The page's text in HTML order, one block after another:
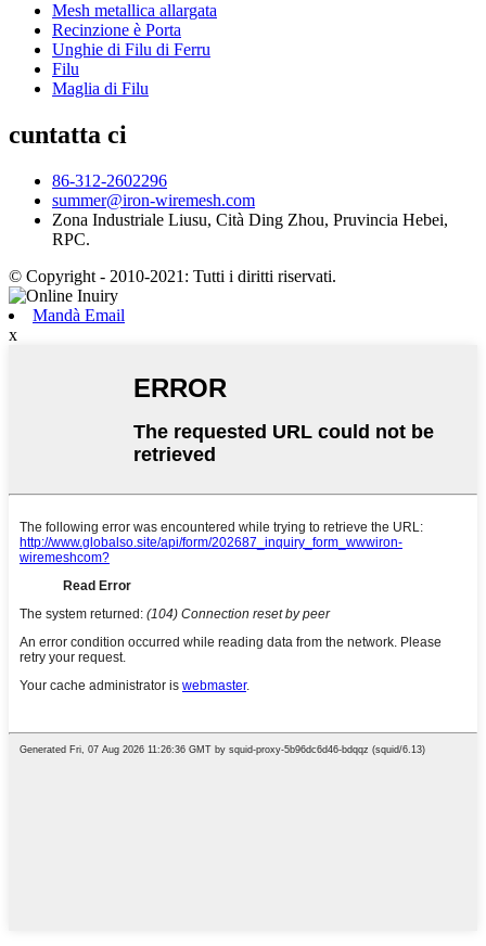
Mesh metallica allargata
Recinzione è Porta
Unghie di Filu di Ferru
Filu
Maglia di Filu
cuntatta ci
86-312-2602296
summer@iron-wiremesh.com
Zona Industriale Liusu, Cità Ding Zhou, Pruvincia Hebei,
RPC.
© Copyright - 2010-2021: Tutti i diritti riservati.
Mandà Email
x